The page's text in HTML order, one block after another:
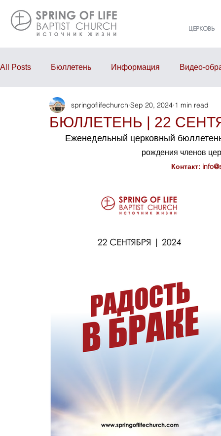
ЦЕРКОВЬ
All Posts Бюллетень Информация Видео-
Проповедь Годовой отчёт События
БЮЛЛЕТЕНЬ | 22
springoflifechurch Sep 20, 2024 1 min read
Еженедельный церковный
рождения членов
Контакт: